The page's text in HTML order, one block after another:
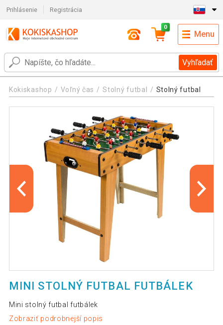
Prihlásenie Registrácia
Vyhľadať
0
Menu
Kokiskashop Voľný čas Stolný futbal Stolný futbal
MINI STOLNÝ FUTBAL FUTBÁLEK
Mini stolný futbal futbálek
Zobraziť podrobnejší popis